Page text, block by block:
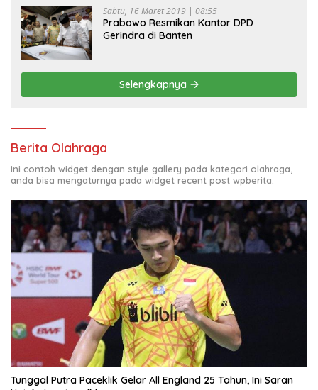
Sabtu, 16 Maret 2019 | 08:55
Prabowo Resmikan Kantor DPD
Gerindra di Banten
Selengkapnya
Berita Olahraga
Ini contoh widget dengan style gallery pada kategori olahraga,
anda bisa mengaturnya pada widget recent post wpberita.
Tunggal Putra Paceklik Gelar All England 25 Tahun, Ini Saran